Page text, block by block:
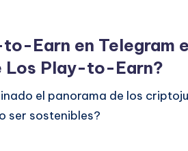
Earn en Telegram
Los Play-to-Earn?
el panorama de los
ser sostenibles?